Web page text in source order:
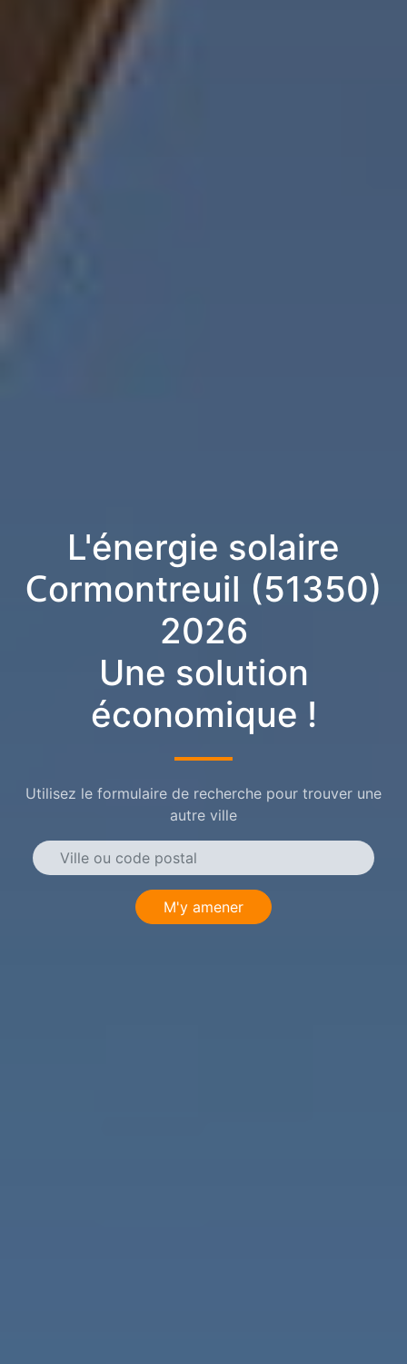
L'énergie solaire
Cormontreuil (51350)
2026
Une solution
économique !
Utilisez le formulaire de recherche pour trouver une
autre ville
M'y amener